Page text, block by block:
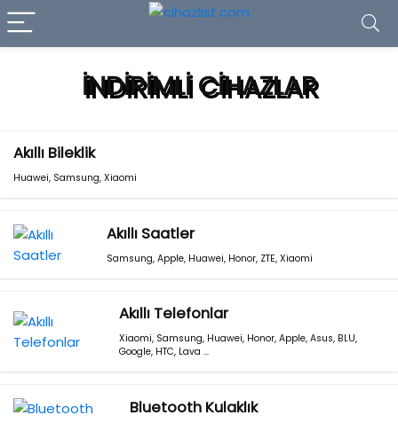
İNDİRİMLİ CİHAZLAR
Akıllı Bileklik
Huawei, Samsung, Xiaomi
Akıllı Saatler
Samsung,Apple, Huawei, Honor, ZTE,Xiaomi
Akıllı Telefonlar
Xiaomi, Samsung, Huawei, Honor, Apple, Asus, BLU,
Google, HTC, Lava …
Bluetooth Kulaklık